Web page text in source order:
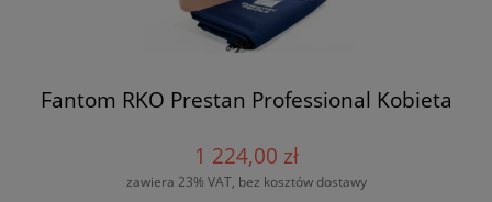
Fantom RKO Prestan Professional Kobieta
1 224,00 zł
zawiera 23% VAT, bez kosztów dostawy